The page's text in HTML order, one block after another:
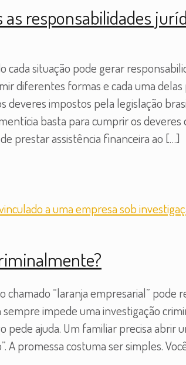
responsabilidades
situação pode gerar
diferentes formas e cada uma
impostos pela legislação
basta para cumprir os deveres
prestar assistência financeira ao […]
“laranja empresarial” pode
impede uma investigação
ajuda. Um familiar precisa abrir
promessa costuma ser simples.